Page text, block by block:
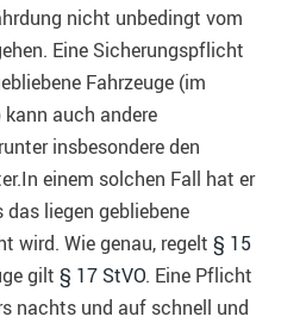
nicht unbedingt vom
Eine Sicherungspflicht
Fahrzeuge (im
kann auch andere
insbesondere den
einem solchen Fall hat er
liegen gebliebene
wird. Wie genau, regelt § 15
gilt § 17 StVO. Eine Pflicht
nachts und auf schnell und